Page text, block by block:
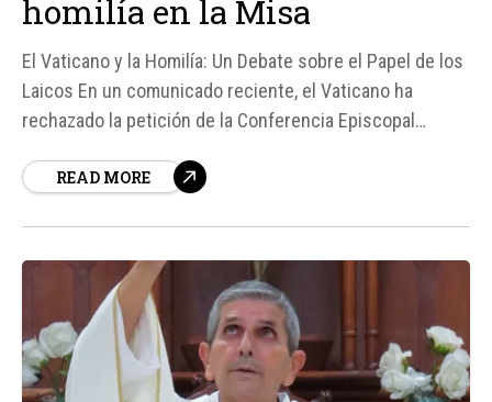
homilía en la Misa
El Vaticano y la Homilía: Un Debate sobre el Papel de los
Laicos En un comunicado reciente, el Vaticano ha
rechazado la petición de la Conferencia Episcopal
homilía durante la celebración de la Eucaristía. Según
READ MORE